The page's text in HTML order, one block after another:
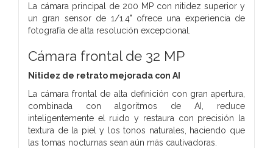
La cámara principal de 200 MP con nitidez superior y
un gran sensor de 1/1.4" ofrece una experiencia de
fotografía de alta resolución excepcional.
Cámara frontal de 32 MP
Nitidez de retrato mejorada con AI
La cámara frontal de alta definición con gran apertura,
combinada con algoritmos de AI, reduce
inteligentemente el ruido y restaura con precisión la
textura de la piel y los tonos naturales, haciendo que
las tomas nocturnas sean aún más cautivadoras.